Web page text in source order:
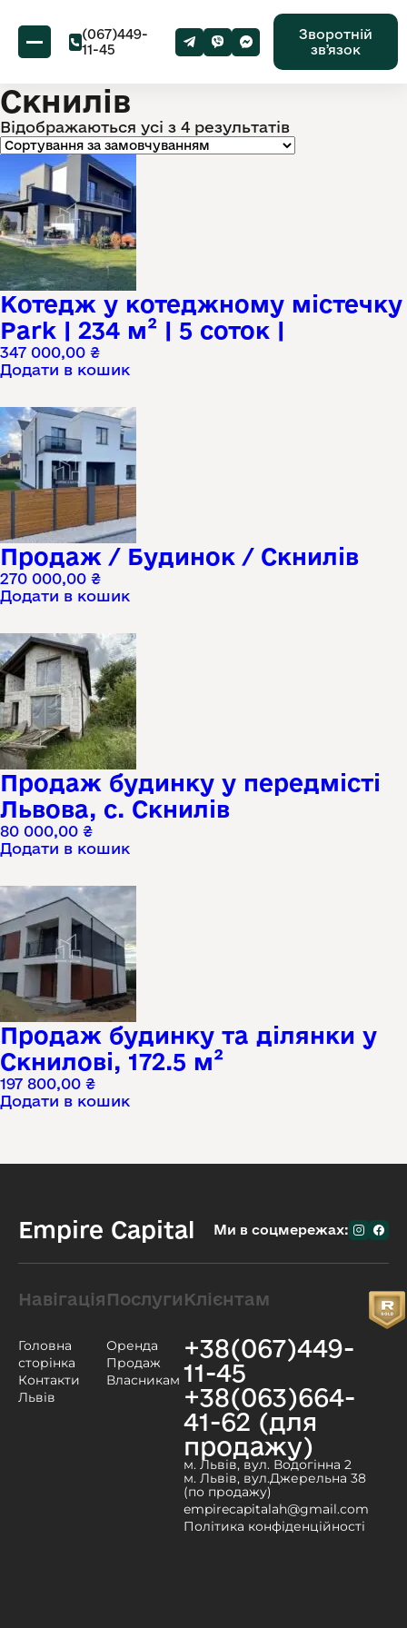
(067)449-
11-45
Зворотній
звʼязок
Скнилів
Відображаються усі з 4 результатів
Котедж у котеджному містечку
Park | 234 м² | 5 соток |
347 000,00 ₴
Додати в кошик
Продаж / Будинок / Скнилів
270 000,00 ₴
Додати в кошик
Продаж будинку у передмісті
Львова, с. Скнилів
80 000,00 ₴
Додати в кошик
Продаж будинку та ділянки у
Скнилові, 172.5 м²
197 800,00 ₴
Додати в кошик
Empire Capital Ми в соцмережах:
Навігація
Головна
сторінка
Контакти
Львів
Послуги
Оренда
Продаж
Власникам
Клієнтам
+38(067)449-
11-45
+38(063)664-
41-62 (для
продажу)
м. Львів, вул. Водогінна 2
м. Львів, вул.Джерельна 38
(по продажу)
empirecapitalah@gmail.com
Політика конфіденційності